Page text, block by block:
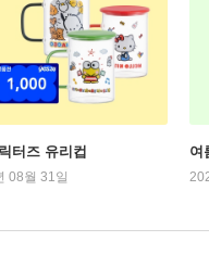
터즈 유리컵
08월 31일
여